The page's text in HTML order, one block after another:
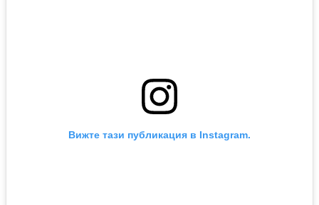
Вижте тази публикация в Instagram.